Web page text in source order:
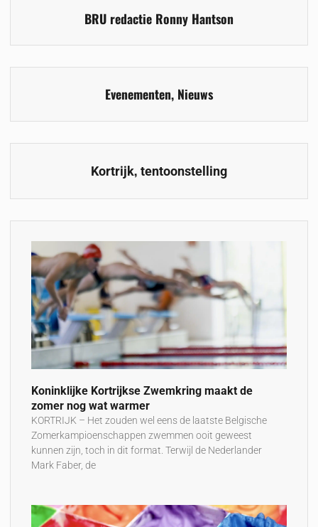
BRU redactie Ronny Hantson
Evenementen, Nieuws
Kortrijk, tentoonstelling
Koninklijke Kortrijkse Zwemkring maakt de
zomer nog wat warmer
KORTRIJK – Het zouden wel eens de laatste Belgische
Zomerkampioenschappen zwemmen ooit geweest
kunnen zijn, toch in dit format. Terwijl de Nederlander
Mark Faber, de